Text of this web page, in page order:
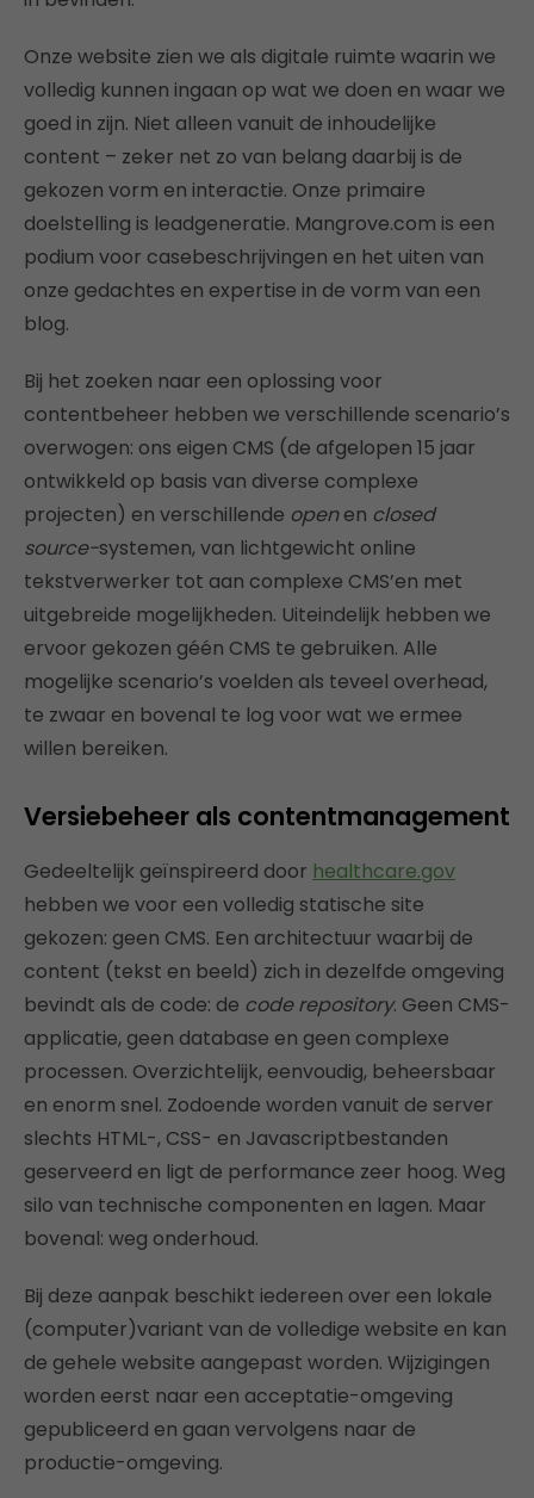
Onze website zien we als digitale ruimte waarin we
volledig kunnen ingaan op wat we doen en waar we
goed in zijn. Niet alleen vanuit de inhoudelijke
content – zeker net zo van belang daarbij is de
gekozen vorm en interactie. Onze primaire
doelstelling is leadgeneratie. Mangrove.com is een
podium voor casebeschrijvingen en het uiten van
onze gedachtes en expertise in de vorm van een
blog.
Bij het zoeken naar een oplossing voor
contentbeheer hebben we verschillende scenario’s
overwogen: ons eigen CMS (de afgelopen 15 jaar
ontwikkeld op basis van diverse complexe
projecten) en verschillende openen closed
source-systemen, van lichtgewicht online
tekstverwerker tot aan complexe CMS’en met
uitgebreide mogelijkheden. Uiteindelijk hebben we
ervoor gekozen géén CMS te gebruiken. Alle
mogelijke scenario’s voelden als teveel overhead,
te zwaar en bovenal te log voor wat we ermee
willen bereiken.
Versiebeheer als contentmanagement
Gedeeltelijk geïnspireerd door healthcare.gov
hebben we voor een volledig statische site
gekozen: geen CMS. Een architectuur waarbij de
content (tekst en beeld) zich in dezelfde omgeving
bevindt als de code: de code repository. Geen CMS-
applicatie, geen database en geen complexe
processen. Overzichtelijk, eenvoudig, beheersbaar
en enorm snel. Zodoende worden vanuit de server
slechts HTML-, CSS- en Javascriptbestanden
geserveerd en ligt de performance zeer hoog. Weg
silo van technische componenten en lagen. Maar
bovenal: weg onderhoud.
Bij deze aanpak beschikt iedereen over een lokale
(computer)variant van de volledige website en kan
de gehele website aangepast worden. Wijzigingen
worden eerst naar een acceptatie-omgeving
gepubliceerd en gaan vervolgens naar de
productie-omgeving.